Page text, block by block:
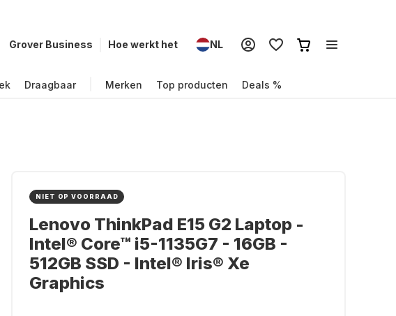
Grover Business Hoe werkt het NL
Draagbaar Merken Top producten Deals %
NIET OP VOORRAAD
Lenovo ThinkPad E15 G2 Laptop -
Intel® Core™ i5-1135G7 - 16GB -
512GB SSD - Intel® Iris® Xe
Graphics